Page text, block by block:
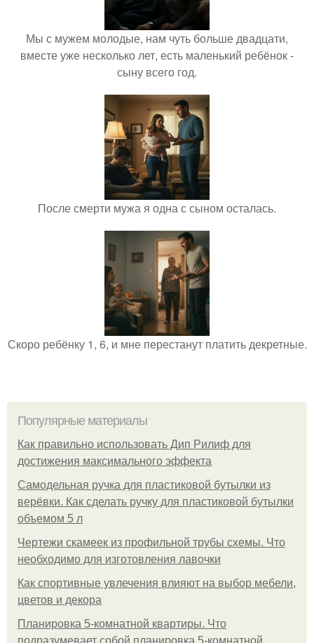
Мы с мужем молодые, нам чуть больше двадцати,
вместе уже несколько лет, есть маленький ребёнок -
сыну всего год.
После смерти мужа я одна с сыном осталась.
Скоро ребёнку 1, 6, и мне перестанут платить декретные.
Популярные материалы
Как правильно использовать Дип Рилиф для
достижения максимального эффекта
Самодельная ручка для пластиковой бутылки из
верёвки. Как сделать ручку для пластиковой бутылки
объемом 5 л
Чертежи скамеек из профильной трубы схемы. Что
необходимо для изготовления лавочки
Как спортивные увлечения влияют на выбор мебели,
цветов и декора
Планировка 5-комнатной квартиры. Что
подразумевает собой планировка 5-комнатной